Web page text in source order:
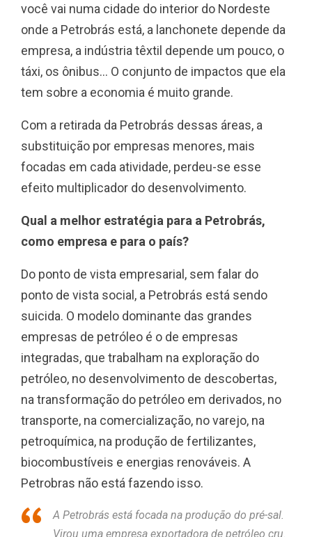
você vai numa cidade do interior do Nordeste
onde a Petrobrás está, a lanchonete depende da
empresa, a indústria têxtil depende um pouco, o
táxi, os ônibus… O conjunto de impactos que ela
tem sobre a economia é muito grande.
Com a retirada da Petrobrás dessas áreas, a
substituição por empresas menores, mais
focadas em cada atividade, perdeu-se esse
efeito multiplicador do desenvolvimento.
Qual a melhor estratégia para a Petrobrás,
como empresa e para o país?
Do ponto de vista empresarial, sem falar do
ponto de vista social, a Petrobrás está sendo
suicida. O modelo dominante das grandes
empresas de petróleo é o de empresas
integradas, que trabalham na exploração do
petróleo, no desenvolvimento de descobertas,
na transformação do petróleo em derivados, no
transporte, na comercialização, no varejo, na
petroquímica, na produção de fertilizantes,
biocombustíveis e energias renováveis. A
Petrobras não está fazendo isso.
A Petrobrás está focada na produção do pré-sal.
Virou uma empresa exportadora de petróleo cru.